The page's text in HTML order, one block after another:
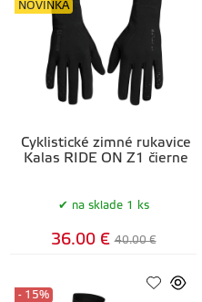
Cyklistické zimné rukavice
Kalas RIDE ON Z1 čierne
NOVINKA
na sklade 1 ks
36.00 € 40.00 €
- 15%